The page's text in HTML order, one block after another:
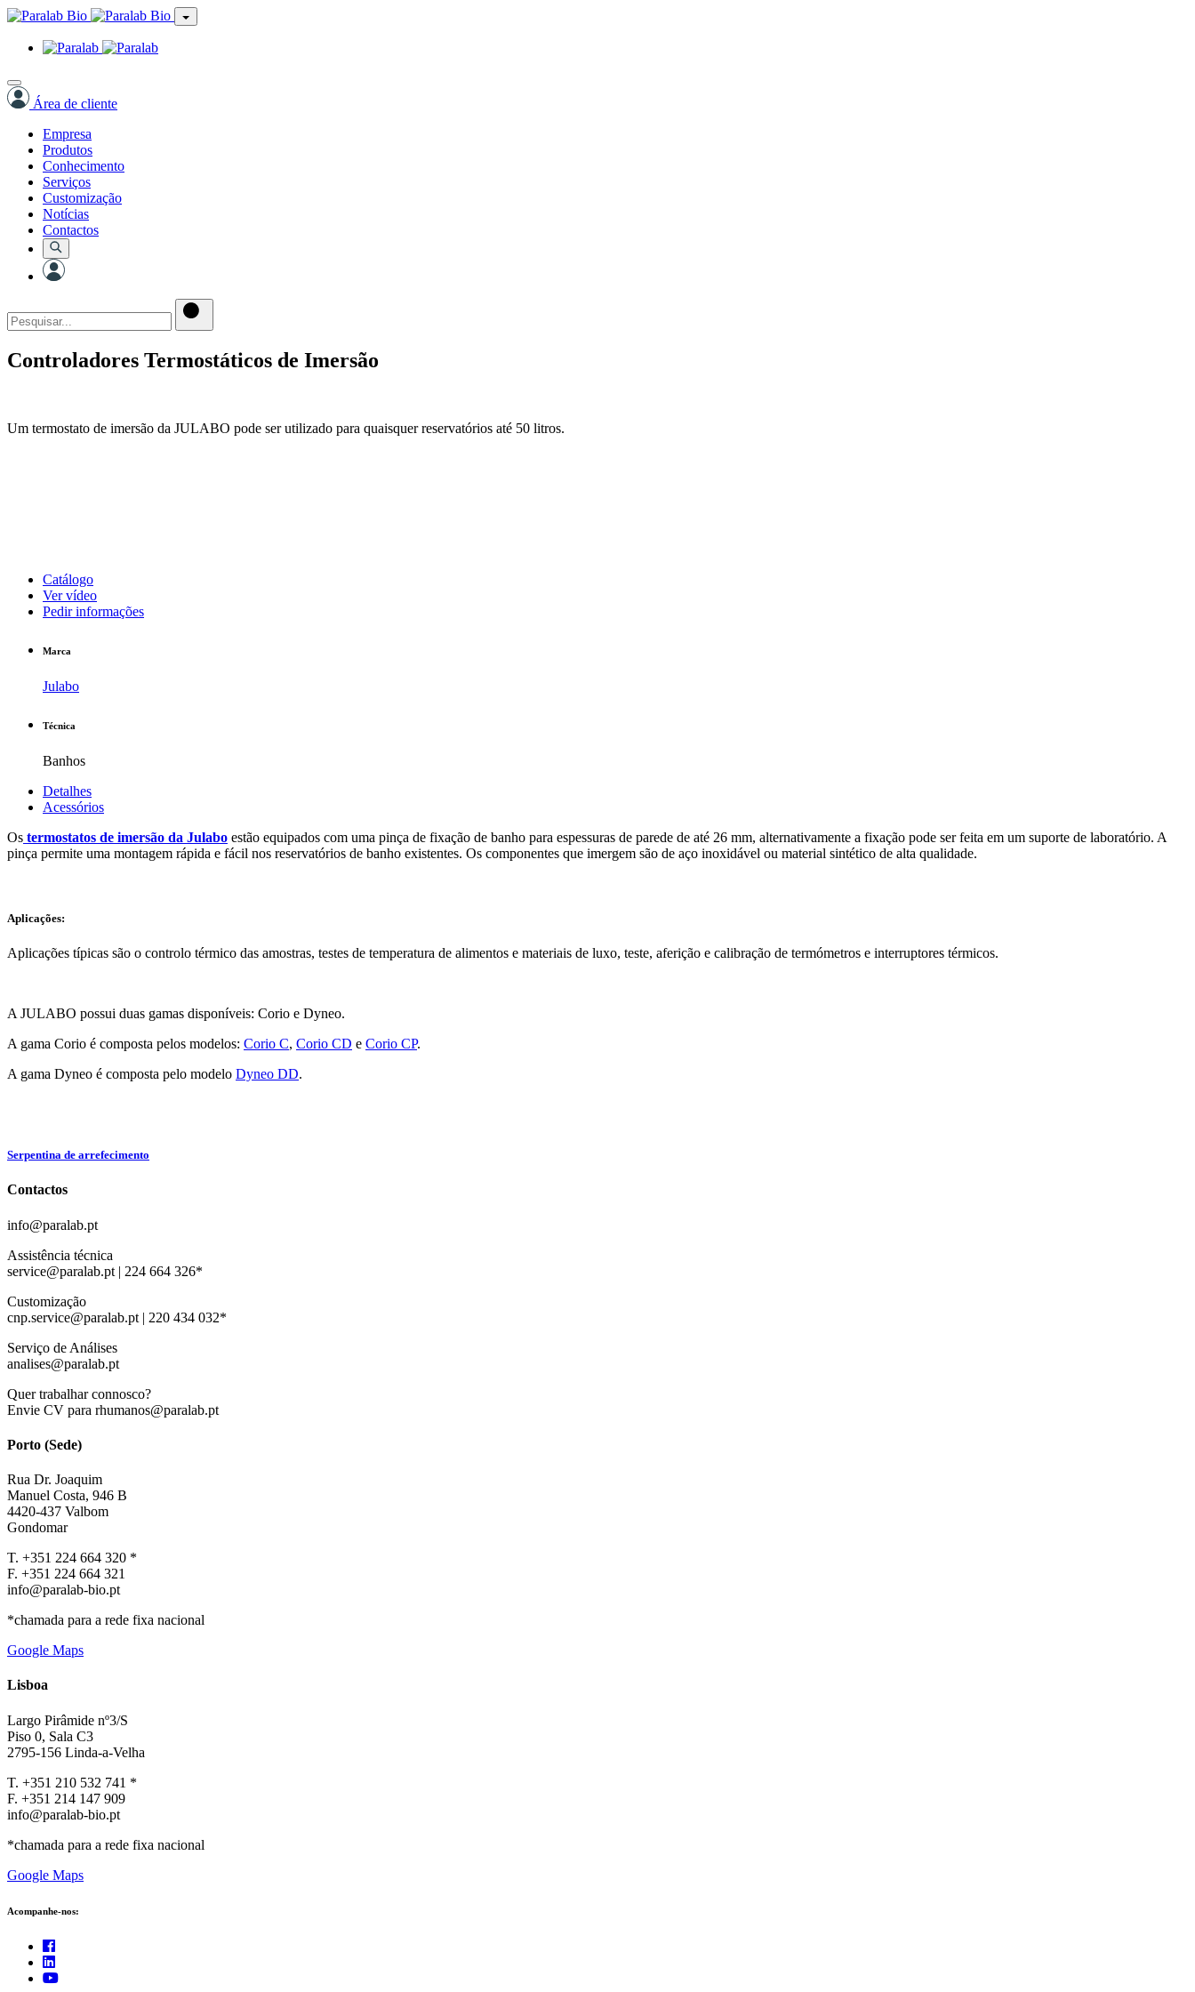
Área de cliente
Empresa
Produtos
Conhecimento
Serviços
Customização
Notícias
Contactos
Controladores Termostáticos de Imersão
Um termostato de imersão da JULABO pode ser utilizado para quaisquer reservatórios até 50 litros.
Catálogo
Ver vídeo
Pedir informações
Marca
Julabo
Técnica
Banhos
Detalhes
Acessórios
Os termostatos de imersão da Julabo estão equipados com uma pinça de fixação de banho para espessuras de parede de até 26 mm, alternativamente a fixação pode ser feita em um suporte de laboratório. A
pinça permite uma montagem rápida e fácil nos reservatórios de banho existentes. Os componentes que imergem são de aço inoxidável ou material sintético de alta qualidade.
Aplicações:
Aplicações típicas são o controlo térmico das amostras, testes de temperatura de alimentos e materiais de luxo, teste, aferição e calibração de termómetros e interruptores térmicos.
A JULABO possui duas gamas disponíveis: Corio e Dyneo.
A gama Corio é composta pelos modelos: Corio C, Corio CD e Corio CP.
A gama Dyneo é composta pelo modelo Dyneo DD.
Serpentina de arrefecimento
Contactos
info@paralab.pt
Assistência técnica
service@paralab.pt | 224 664 326*
Customização
cnp.service@paralab.pt | 220 434 032*
Serviço de Análises
analises@paralab.pt
Quer trabalhar connosco?
Envie CV para rhumanos@paralab.pt
Porto (Sede)
Rua Dr. Joaquim
Manuel Costa, 946 B
4420-437 Valbom
Gondomar
T. +351 224 664 320 *
F. +351 224 664 321
info@paralab-bio.pt
*chamada para a rede fixa nacional
Google Maps
Lisboa
Largo Pirâmide nº3/S
Piso 0, Sala C3
2795-156 Linda-a-Velha
T. +351 210 532 741 *
F. +351 214 147 909
info@paralab-bio.pt
*chamada para a rede fixa nacional
Google Maps
Acompanhe-nos: